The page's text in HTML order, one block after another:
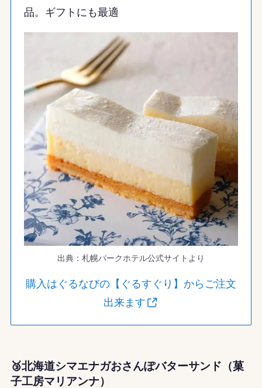
品。ギフトにも最適
出典：札幌パークホテル公式サイトより
購入はぐるなびの【ぐるすぐり】からご注文
出来ます
🥉北海道シマエナガおさんぽバターサンド（菓
子工房マリアンナ）